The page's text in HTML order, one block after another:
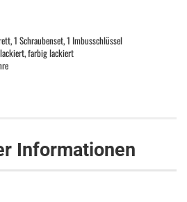
1 Schraubenset, 1 Imbusschlüssel
farbig lackiert
Informationen